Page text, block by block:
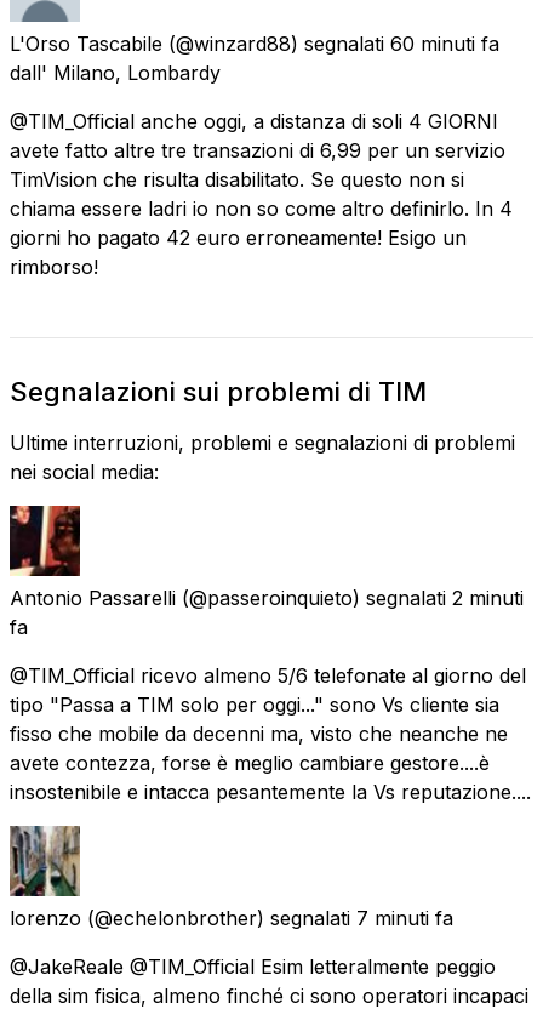
L'Orso Tascabile (@winzard88) segnalati 60 minuti fa
dall' Milano, Lombardy
@TIM_Official anche oggi, a distanza di soli 4 GIORNI
avete fatto altre tre transazioni di 6,99 per un servizio
TimVision che risulta disabilitato. Se questo non si
chiama essere ladri io non so come altro definirlo. In 4
giorni ho pagato 42 euro erroneamente! Esigo un
rimborso!
Segnalazioni sui problemi di TIM
Ultime interruzioni, problemi e segnalazioni di problemi
nei social media:
Antonio Passarelli (@passeroinquieto) segnalati 2 minuti
fa
@TIM_Official ricevo almeno 5/6 telefonate al giorno del
tipo "Passa a TIM solo per oggi..." sono Vs cliente sia
fisso che mobile da decenni ma, visto che neanche ne
avete contezza, forse è meglio cambiare gestore....è
insostenibile e intacca pesantemente la Vs reputazione....
lorenzo (@echelonbrother) segnalati 7 minuti fa
@JakeReale @TIM_Official Esim letteralmente peggio
della sim fisica, almeno finché ci sono operatori incapaci